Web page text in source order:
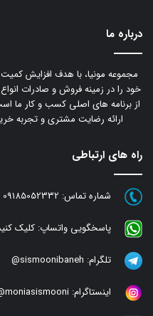
درباره ما
مجموعه مونیا، با هدف افزایش
خود را در زمینه فروش و صادرات
از برنامه های اصلی کسب و کار ما
ارائه رضایت مشتری و تجربه
راه های ارتباطی
شماره تماس: 09185052332
پاسخگویی واتساپ: کلیک
تلگرام: sismoonibaneh@
اینستاگرام: moniasismooni@